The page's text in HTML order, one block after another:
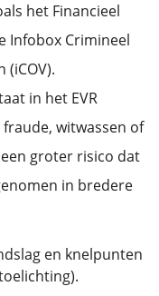
het Financieel
Infobox Crimineel
(iCOV).
in het EVR
witwassen of
groter risico dat
in bredere
en knelpunten